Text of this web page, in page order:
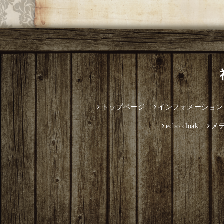
トップページ インフォメーション
ecbo.cloak メ